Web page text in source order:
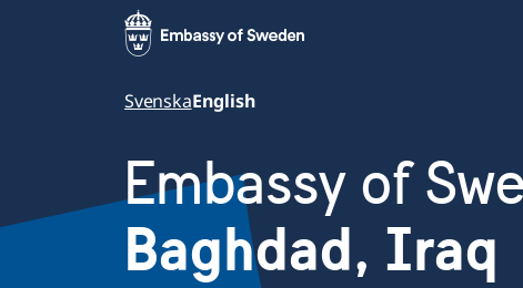
SvenskaEnglish
Embassy of
Baghdad, Iraq